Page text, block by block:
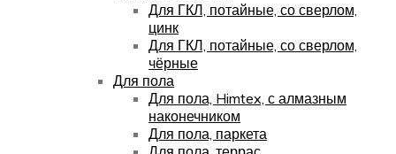
Для ГКЛ, потайные, со сверлом,
цинк
Для ГКЛ, потайные, со сверлом,
чёрные
Для пола
Для пола, Himtex, с алмазным
наконечником
Для пола, паркета